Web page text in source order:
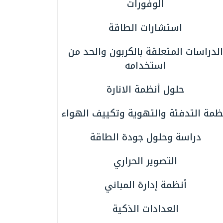
الوفورات
استشارات الطاقة
الدراسات المتعلقة بالكربون والحد من
استخدامه
حلول أنظمة الانارة
التدفئة والتهوية وتكييف الهواء
دراسة وحلول جودة الطاقة
التصوير الحراري
أنظمة إدارة المباني
العدادات الذكية